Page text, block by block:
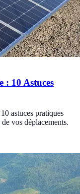
: 10 Astuces
astuces pratiques
vos déplacements.